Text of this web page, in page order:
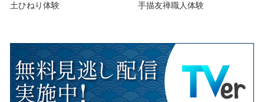
土ひねり体験 手描友禅職人体験